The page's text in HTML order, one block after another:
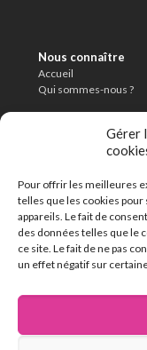
Gérer
Pour offrir les meilleures
telles que les cookies
appareils. Le fait de
des données telles que le
ce site. Le fait de ne pas
un effet négatif sur
Nous connaître
Accueil
Qui sommes-nous ?
Mentions légales
Politique de
En savoir plus
FAQ
Contact